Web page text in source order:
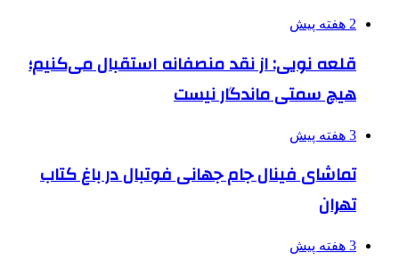
2 هفته پیش
قلعه نویی: از نقد منصفانه استقبال می‌کنیم؛
هیچ سمتی ماندگار نیست
3 هفته پیش
تماشای فینال جام جهانی فوتبال در باغ کتاب
تهران
3 هفته پیش